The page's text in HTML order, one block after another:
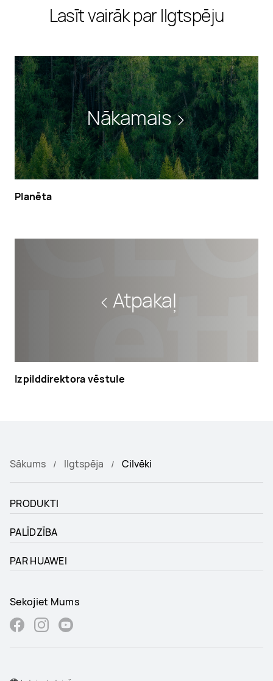
Lasīt vairāk par Ilgtspēju
Atpakaļ
Izpilddirektora vēstule
Nākamais
Planēta
Sākums Ilgtspēja Cilvēki
PRODUKTI
PALĪDZĪBA
PAR HUAWEI
Sekojiet Mums